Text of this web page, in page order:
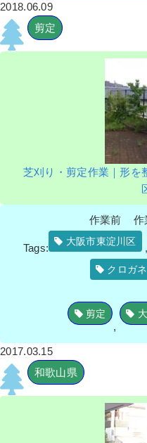
2018.06.09
剪定
芝刈り・剪定作業｜形
作業前 作業
Tags:
大阪市東淀川区
,
クロガ
剪定
,
2017.03.15
和歌山県